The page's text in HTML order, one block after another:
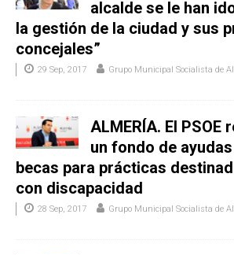
alcalde se le han
la gestión de la ciudad y sus
concejales”
29 Sep, 2017 Grupo Municipal Socialista de
ALMERÍA. El PSOE
un fondo de
becas para prácticas
con discapacidad
28 Sep, 2017 Grupo Municipal Socialista de